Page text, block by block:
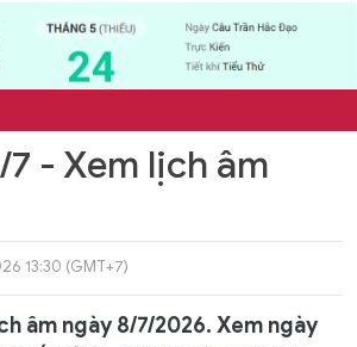
- Xem lịch âm
13:30 (GMT+7)
âm ngày 8/7/2026. Xem ngày